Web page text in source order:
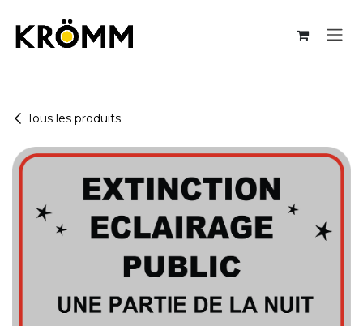
Tous les produits